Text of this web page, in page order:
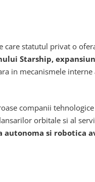
care statutul privat o
Starship,
in mecanismele interne
companii
orbitale si al
si robotica